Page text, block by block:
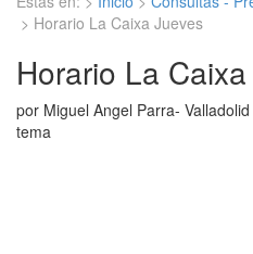
> Horario La Caixa Jueves
Horario La
por Miguel Angel Parra-
tema